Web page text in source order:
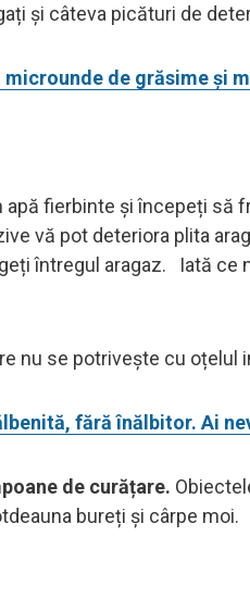
și câteva picături de
de grăsime și
apă fierbinte și începeți
vă pot deteriora plita
întregul aragaz. Iată
nu se potrivește cu
fără înălbitor. Ai
de curățare.
bureți și cârpe moi.